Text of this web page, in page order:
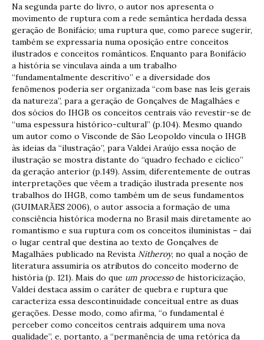
Na segunda parte do livro, o autor nos apresenta o
movimento de ruptura com a rede semântica herdada dessa
geração de Bonifácio; uma ruptura que, como parece sugerir,
também se expressaria numa oposição entre conceitos
ilustrados e conceitos românticos. Enquanto para Bonifácio
a história se vinculava ainda a um trabalho
“fundamentalmente descritivo” e a diversidade dos
fenômenos poderia ser organizada “com base nas leis gerais
da natureza”, para a geração de Gonçalves de Magalhães e
dos sócios do IHGB os conceitos centrais vão revestir-se de
“uma espessura histórico-cultural” (p.104). Mesmo quando
um autor como o Visconde de São Leopoldo vincula o IHGB
às ideias da “ilustração”, para Valdei Araújo essa noção de
ilustração se mostra distante do “quadro fechado e cíclico”
da geração anterior (p.149). Assim, diferentemente de outras
interpretações que vêem a tradição ilustrada presente nos
trabalhos do IHGB, como também um de seus fundamentos
(GUIMARÃES 2006), o autor associa a formação de uma
consciência histórica moderna no Brasil mais diretamente ao
romantismo e sua ruptura com os conceitos iluministas – daí
o lugar central que destina ao texto de Gonçalves de
Magalhães publicado na Revista Nitheroy, no qual a noção de
literatura assumiria os atributos do conceito moderno de
história (p. 121). Mais do que um processode historicização,
Valdei destaca assim o caráter de quebra e ruptura que
caracteriza essa descontinuidade conceitual entre as duas
gerações. Desse modo, como afirma, “o fundamental é
perceber como conceitos centrais adquirem uma nova
qualidade”, e, portanto, a “permanência de uma retórica da